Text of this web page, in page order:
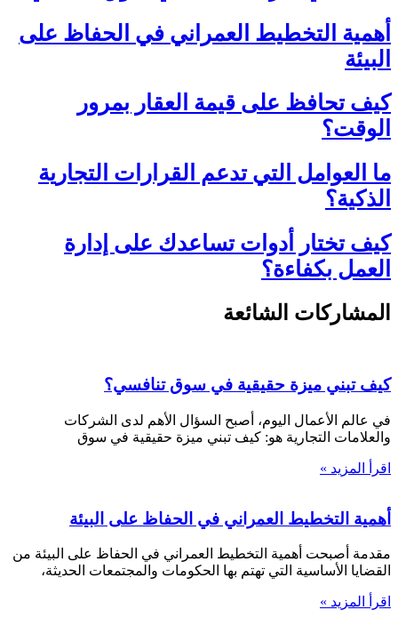
أهمية التخطيط العمراني في الحفاظ على
البيئة
كيف تحافظ على قيمة العقار بمرور
الوقت؟
ما العوامل التي تدعم القرارات التجارية
الذكية؟
كيف تختار أدوات تساعدك على إدارة
العمل بكفاءة؟
المشاركات الشائعة
كيف تبني ميزة حقيقية في سوق تنافسي؟
في عالم الأعمال اليوم، أصبح السؤال الأهم لدى الشركات
والعلامات التجارية هو: كيف تبني ميزة حقيقية في سوق
اقرأ المزيد »
أهمية التخطيط العمراني في الحفاظ على البيئة
مقدمة أصبحت أهمية التخطيط العمراني في الحفاظ على البيئة من
القضايا الأساسية التي تهتم بها الحكومات والمجتمعات الحديثة،
اقرأ المزيد »